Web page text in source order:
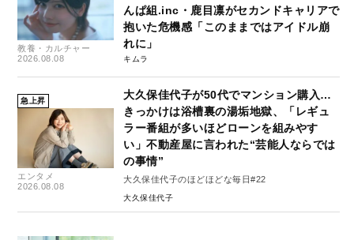
教養・カルチャー
2026.08.08
んぱ組.inc・鹿目凛がセカンドキャリアで
抱いた危機感「このままではアイドル崩
れに」
キムラ
急上昇
エンタメ
2026.08.08
大久保佳代子が50代でマンション購入…
きっかけは浴槽裏の湯垢地獄、「レギュ
ラー番組が多いほどローンを組みやす
い」不動産屋に言われた“芸能人ならでは
の事情”
大久保佳代子のほどほどな毎日#22
大久保佳代子